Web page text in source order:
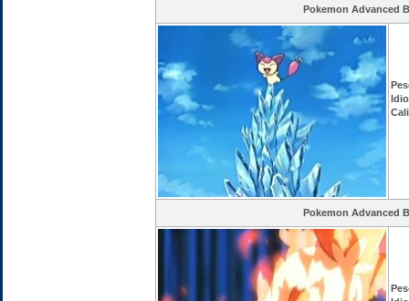
Pokemon Advanced
Pokemon Advanced